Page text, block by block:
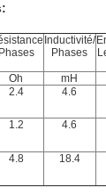
Phases
Inductivité/
Phases
Oh mH
2.4 4.6
1.2 4.6
4.8 18.4